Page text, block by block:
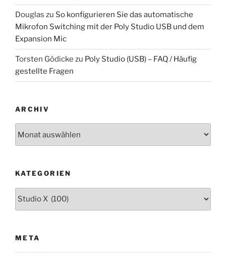
Douglas zu So konfigurieren Sie das automatische
Mikrofon Switching mit der Poly Studio USB und dem
Expansion Mic
Torsten Gödicke zu Poly Studio (USB) – FAQ / Häufig
gestellte Fragen
ARCHIV
KATEGORIEN
Kategorien
META